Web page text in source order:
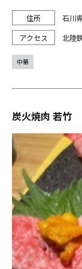
石川
北陸
中華
炭火焼肉 若竹